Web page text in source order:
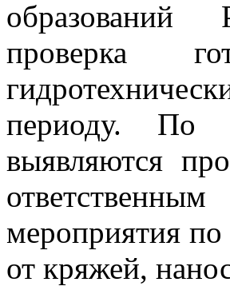
образований
проверка
периоду. По
выявляются
мероприятия по
от кряжей,